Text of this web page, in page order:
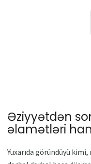
Əziyyətdən
əlamətləri
Yuxarıda göründüyü